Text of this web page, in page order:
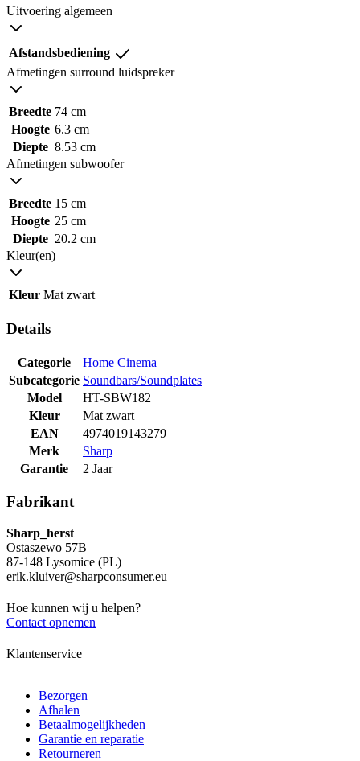
Uitvoering algemeen
Afstandsbediening
Afmetingen surround luidspreker
Breedte 74 cm
Hoogte 6.3 cm
Diepte 8.53 cm
Afmetingen subwoofer
Breedte 15 cm
Hoogte 25 cm
Diepte 20.2 cm
Kleur(en)
Kleur Mat zwart
Details
Categorie
Home Cinema
Subcategorie Soundbars/Soundplates
Model
HT-SBW182
Kleur
Mat zwart
EAN
4974019143279
Merk
Sharp
Garantie
2 Jaar
Fabrikant
Sharp_herst
Ostaszewo 57B
87-148 Lysomice (PL)
erik.kluiver@sharpconsumer.eu
Hoe kunnen wij u helpen?
Contact opnemen
Klantenservice
+
Bezorgen
Afhalen
Betaalmogelijkheden
Garantie en reparatie
Retourneren